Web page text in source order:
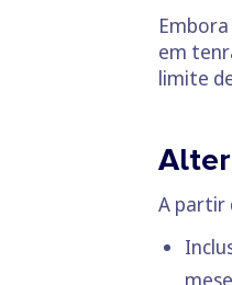
em
limite
A partir